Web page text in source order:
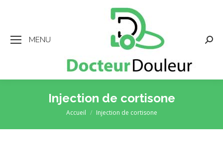
MENU
Injection de cortisone
Vous êtes ici :
Accueil Injection de cortisone